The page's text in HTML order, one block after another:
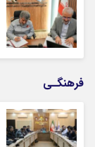
فرهنگـی